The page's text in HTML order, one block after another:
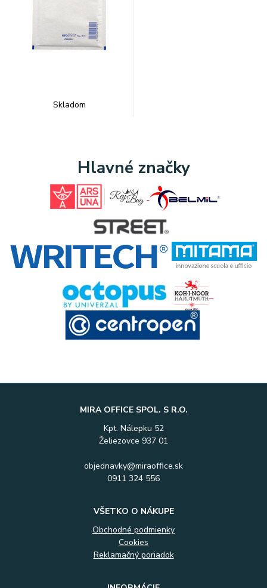
Skladom
Hlavné značky
MIRA OFFICE SPOL. S R.O.
Kpt. Nálepku 52
Želiezovce 937 01
objednavky@miraoffice.sk
0911 324 556
VŠETKO O NÁKUPE
Obchodné podmienky
Cookies
Reklamačný poriadok